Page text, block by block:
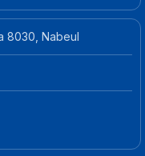
8030, Nabeul